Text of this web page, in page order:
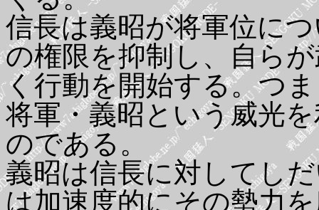
信長は義昭が将軍位に
の権限を抑制し、自ら
く行動を開始する。つ
将軍・義昭という威光
のである。
義昭は信長に対してし
は加速度的にその勢力